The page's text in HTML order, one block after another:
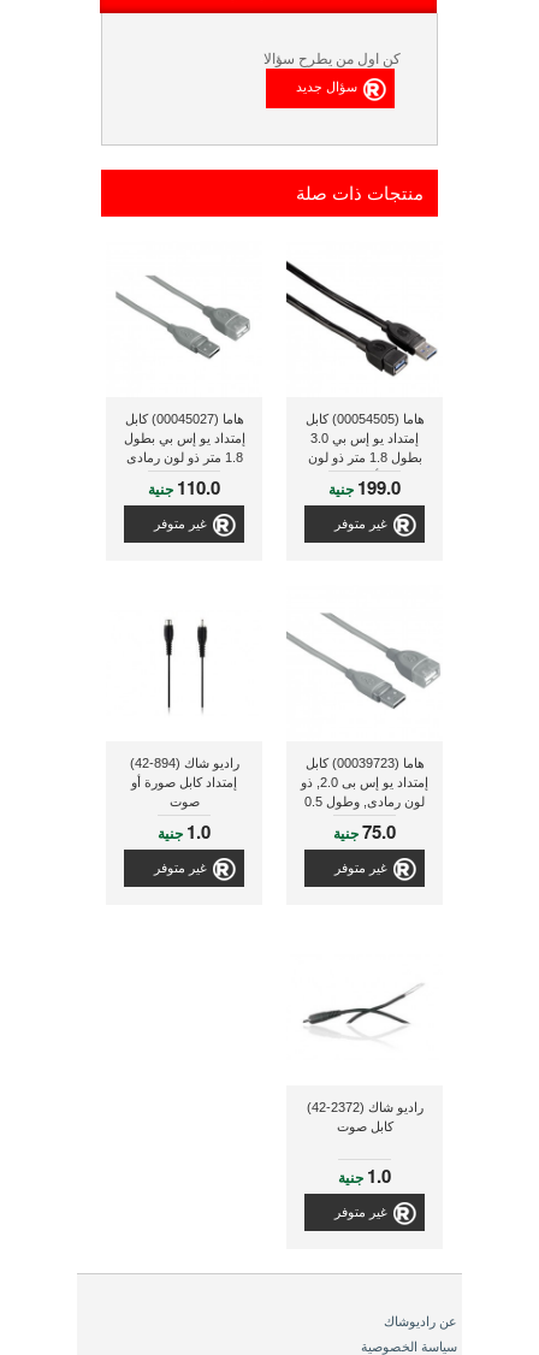
كن اول من يطرح سؤالا
منتجات ذات صلة
هاما (00054505) كابل
إمتداد يو إس بي 3.0
بطول 1.8 متر ذو لون
أسود
199.0 جنية
غير متوفر
هاما (00045027) كابل
إمتداد يو إس بي بطول
1.8 متر ذو لون رمادى
110.0 جنية
غير متوفر
هاما (00039723) كابل
إمتداد يو إس بى 2.0, ذو
لون رمادى, وطول 0.5
متر75.0جنية
غير متوفر
راديو شاك (894-42)
إمتداد كابل صورة أو
صوت
1.0 جنية
غير متوفر
راديو شاك (2372-42)
كابل صوت
1.0 جنية
غير متوفر
عن راديوشاك
سياسة الخصوصية